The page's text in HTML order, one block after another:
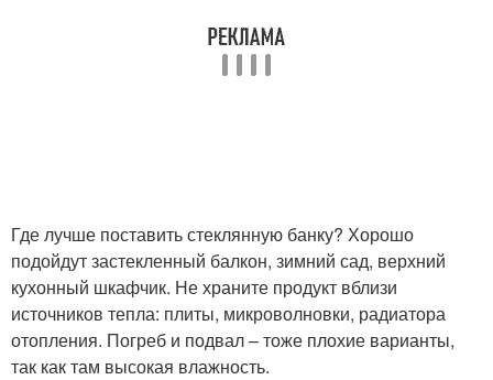
Где лучше поставить стеклянную банку? Хорошо
подойдут застекленный балкон, зимний сад, верхний
кухонный шкафчик. Не храните продукт вблизи
источников тепла: плиты, микроволновки, радиатора
отопления. Погреб и подвал – тоже плохие варианты,
так как там высокая влажность.